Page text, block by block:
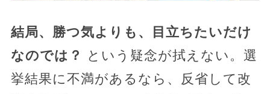
結局、勝つ気よりも、目立ちたいだけ
なのでは？
という疑念が拭えない。選
挙結果に不満があるなら、反省して改